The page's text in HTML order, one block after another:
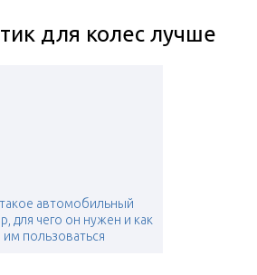
для колес лучше
автомобильный
для чего он нужен и как
им пользоваться